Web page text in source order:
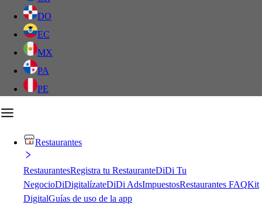
DO
EC
MX
PA
PE
Restaurantes
RestaurantesRegistra tu RestauranteDiDi Tu
NegocioDiDigitalízateDiDi AdsImpuestosRestaurantes FAQKit
DigitalGuías de uso de la app